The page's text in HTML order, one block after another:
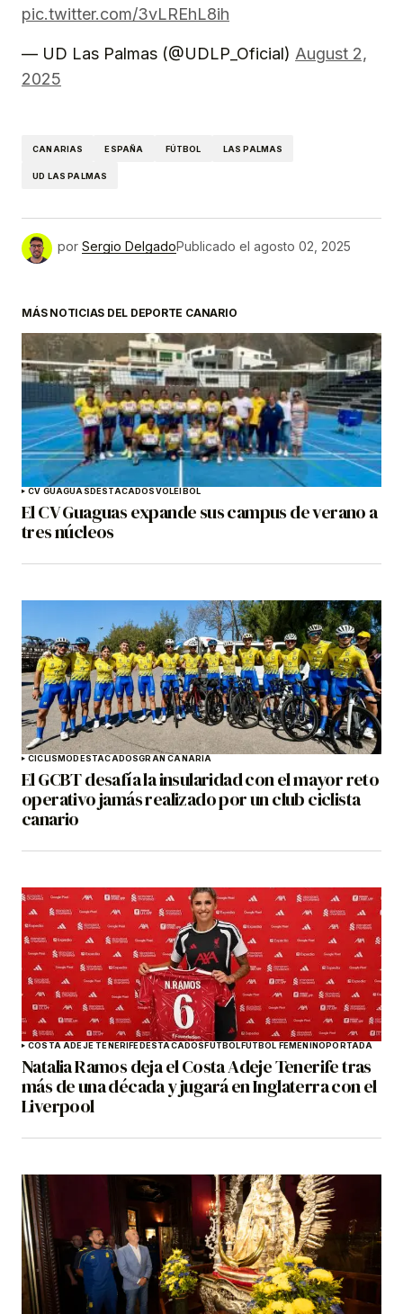
pic.twitter.com/3vLREhL8ih
— UD Las Palmas (@UDLP_Oficial) August 2,
2025
CANARIAS ESPAÑA FÚTBOL LAS PALMAS
UD LAS PALMAS
por Sergio DelgadoPublicado el agosto 02, 2025
MÁS NOTICIAS DEL DEPORTE CANARIO
CV GUAGUASDESTACADOSVOLEIBOL
El CV Guaguas expande sus campus de verano a
tres núcleos
CICLISMODESTACADOSGRAN CANARIA
El GCBT desafía la insularidad con el mayor reto
operativo jamás realizado por un club ciclista
canario
COSTA ADEJE TENERIFEDESTACADOSFÚTBOLFÚTBOL FEMENINOPORTADA
Natalia Ramos deja el Costa Adeje Tenerife tras
más de una década y jugará en Inglaterra con el
Liverpool